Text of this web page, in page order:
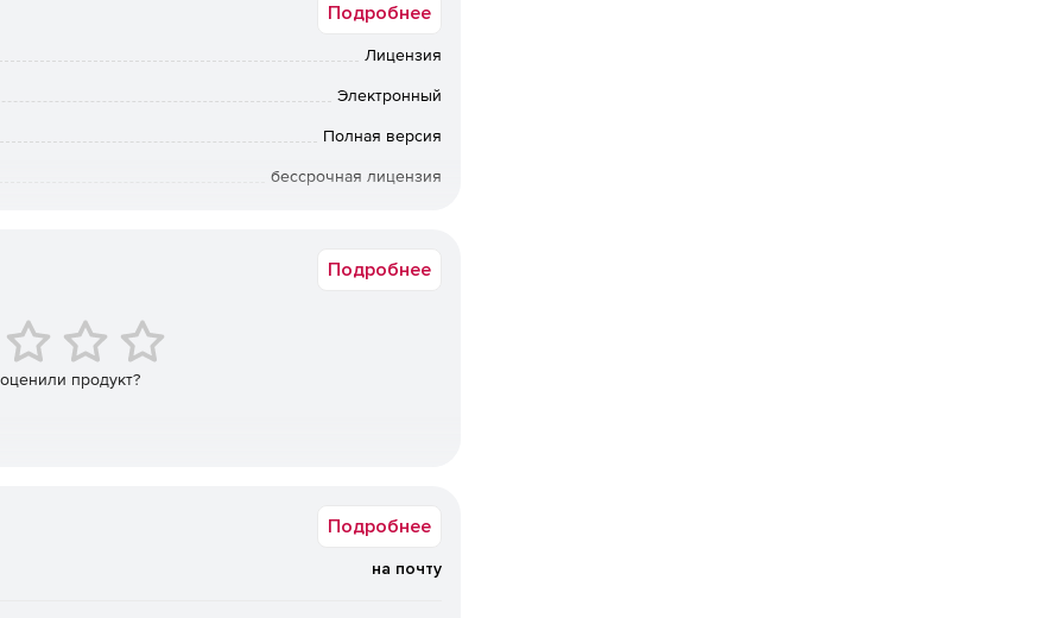
длины полей и записей (соответствующей
банка без модификации записей и перенастройка
значений («множественных полей»).
Подробнее
Лицензия
Электронный
Полная версия
бессрочная лицензия
Подробнее
продукт?
Подробнее
на почту